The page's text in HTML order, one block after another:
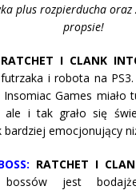
plus rozpierducha oraz
propsie!
RATCHET I CLANK
i robota na
Games miało
ale i tak grało się
bardziej emocjonujący
RATCHET I
jest